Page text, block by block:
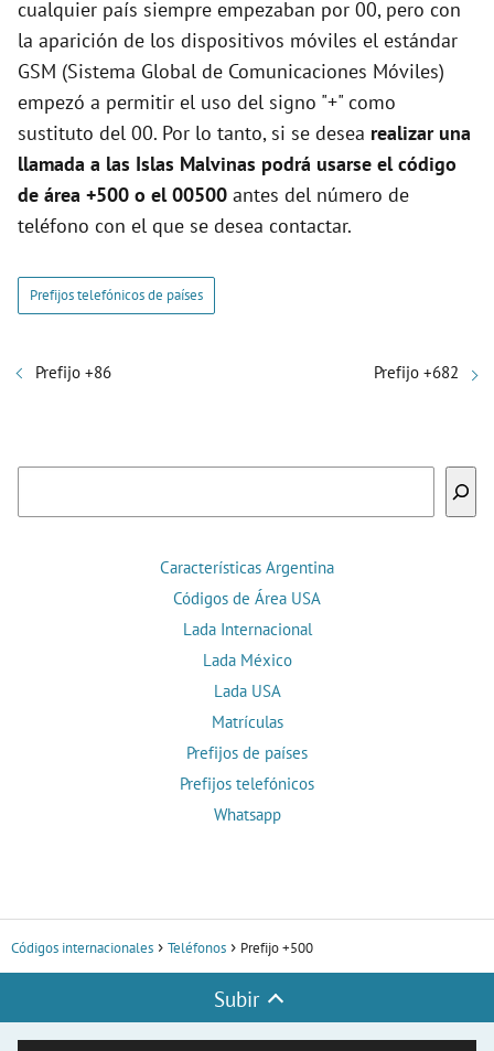
cualquier país siempre empezaban por 00, pero con
la aparición de los dispositivos móviles el estándar
GSM (Sistema Global de Comunicaciones Móviles)
empezó a permitir el uso del signo "+" como
sustituto del 00. Por lo tanto, si se desea realizar una
llamada a las Islas Malvinas podrá usarse el código
de área +500 o el 00500 antes del número de
teléfono con el que se desea contactar.
Prefijos telefónicos de países
Prefijo +86 Prefijo +682
Características Argentina
Códigos de Área USA
Lada Internacional
Lada México
Lada USA
Matrículas
Prefijos de países
Prefijos telefónicos
Whatsapp
Códigos internacionales Teléfonos Prefijo +500
Subir